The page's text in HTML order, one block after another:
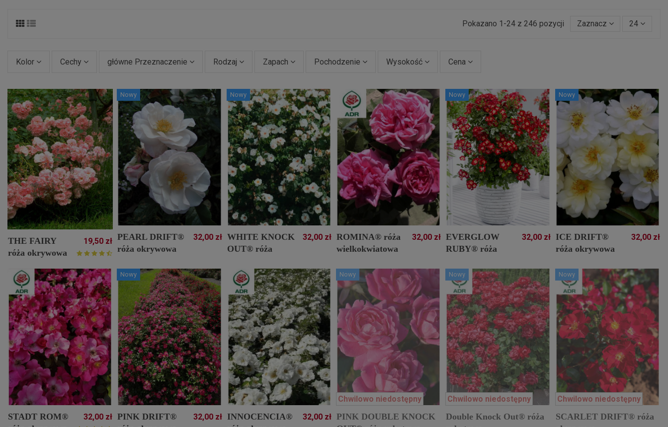
Pokazano 1-24 z 246 pozycji Zaznacz 24
Kolor Cechy główne Przeznaczenie Rodzaj Zapach Pochodzenie Wysokość Cena
THE FAIRY
róża okrywowa
19,50 zł
Nowy
PEARL DRIFT®
róża okrywowa
32,00 zł
Nowy
WHITE KNOCK
OUT® róża
32,00 zł ROMINA® róża
wielkokwiatowa
32,00 zł
Nowy
EVERGLOW
RUBY® róża
32,00 zł
Nowy
ICE DRIFT®
róża okrywowa
32,00 zł
STADT ROM®
32,00 zł
Nowy
PINK DRIFT®
32,00 zł INNOCENCIA®
32,00 zł
Chwilowo niedostępny
Nowy
PINK DOUBLE KNOCK
Chwilowo niedostępny
Nowy
Double Knock Out® róża
Chwilowo niedostępny
Nowy
SCARLET DRIFT® róża